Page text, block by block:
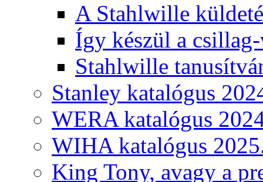
A Stahlwille
Így készül a
Stahlwille
Stanley katalógus
WERA katalógus
WIHA katalógus
King Tony, avagy a